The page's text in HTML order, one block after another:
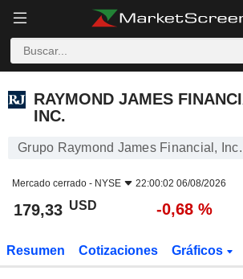
RAYMOND JAMES
INC.
Grupo Raymond James Financial, Inc.
Mercado cerrado - NYSE 22:00:02 06/08/2026
179,33 USD -0,68 %
Resumen Cotizaciones Gráficos